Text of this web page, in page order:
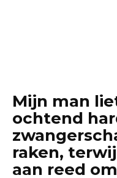
Mijn man
ochtend
raken,
aan reed